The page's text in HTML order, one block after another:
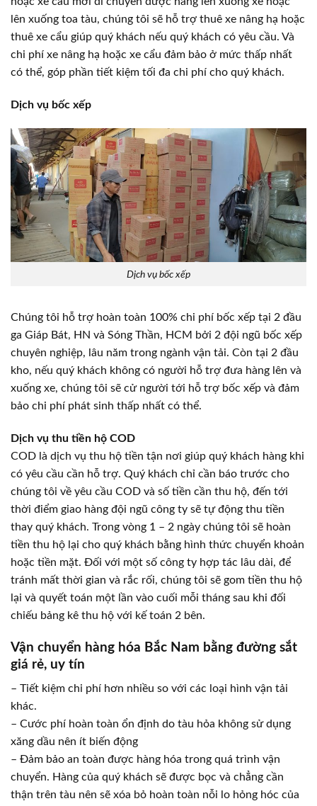
lên xuống toa tàu, chúng tôi sẽ hỗ trợ thuê xe nâng hạ hoặc
thuê xe cẩu giúp quý khách nếu quý khách có yêu cầu. Và
chi phí xe nâng hạ hoặc xe cẩu đảm bảo ở mức thấp nhất
có thể, góp phần tiết kiệm tối đa chi phí cho quý khách.
Dịch vụ bốc xếp
Dịch vụ bốc xếp
Chúng tôi hỗ trợ hoàn toàn 100% chi phí bốc xếp tại 2 đầu
ga Giáp Bát, HN và Sóng Thần, HCM bởi 2 đội ngũ bốc xếp
chuyên nghiệp, lâu năm trong ngành vận tải. Còn tại 2 đầu
kho, nếu quý khách không có người hỗ trợ đưa hàng lên và
xuống xe, chúng tôi sẽ cử người tới hỗ trợ bốc xếp và đảm
bảo chi phí phát sinh thấp nhất có thể.
Dịch vụ thu tiền hộ COD
COD là dịch vụ thu hộ tiền tận nơi giúp quý khách hàng khi
có yêu cầu cần hỗ trợ. Quý khách chỉ cần báo trước cho
chúng tôi về yêu cầu COD và số tiền cần thu hộ, đến tới
thời điểm giao hàng đội ngũ công ty sẽ tự động thu tiền
thay quý khách. Trong vòng 1 – 2 ngày chúng tôi sẽ hoàn
tiền thu hộ lại cho quý khách bằng hình thức chuyển khoản
hoặc tiền mặt. Đối với một số công ty hợp tác lâu dài, để
tránh mất thời gian và rắc rối, chúng tôi sẽ gom tiền thu hộ
lại và quyết toán một lần vào cuối mỗi tháng sau khi đối
chiếu bảng kê thu hộ với kế toán 2 bên.
Vận chuyển hàng hóa Bắc Nam bằng đường sắt
giá rẻ, uy tín
– Tiết kiệm chi phí hơn nhiều so với các loại hình vận tải
khác.
– Cước phí hoàn toàn ổn định do tàu hỏa không sử dụng
xăng dầu nên ít biến động
– Đảm bảo an toàn được hàng hóa trong quá trình vận
chuyển. Hàng của quý khách sẽ được bọc và chẳng cần
thận trên tàu nên sẽ xóa bỏ hoàn toàn nỗi lo hỏng hóc của